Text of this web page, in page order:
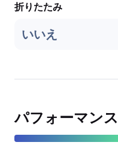
折りたたみ
いいえ
パフォーマンス